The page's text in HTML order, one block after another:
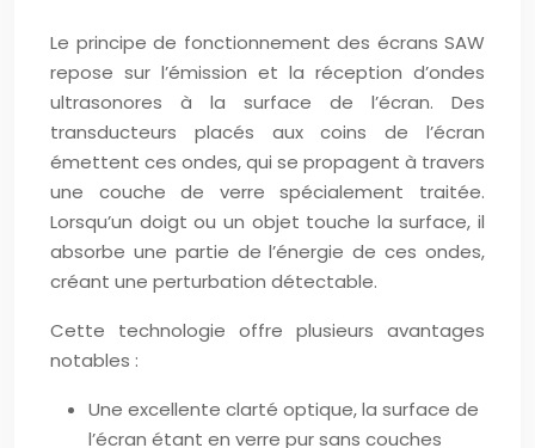
Le principe de fonctionnement des écrans SAW
repose sur l’émission et la réception d’ondes
ultrasonores à la surface de l’écran. Des
transducteurs placés aux coins de l’écran
émettent ces ondes, qui se propagent à travers
une couche de verre spécialement traitée.
Lorsqu’un doigt ou un objet touche la surface, il
absorbe une partie de l’énergie de ces ondes,
créant une perturbation détectable.
Cette technologie offre plusieurs avantages
notables :
Une excellente clarté optique, la surface de
l’écran étant en verre pur sans couches